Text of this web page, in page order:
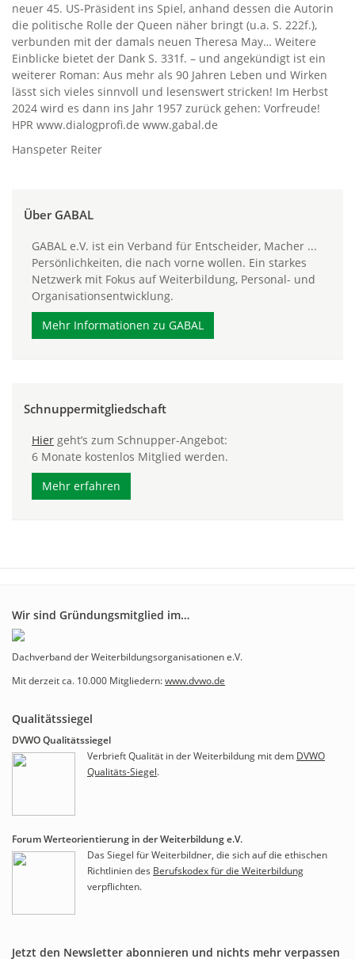
neuer 45. US-Präsident ins Spiel, anhand dessen die Autorin
die politische Rolle der Queen näher bringt (u.a. S. 222f.),
verbunden mit der damals neuen Theresa May… Weitere
Einblicke bietet der Dank S. 331f. – und angekündigt ist ein
weiterer Roman: Aus mehr als 90 Jahren Leben und Wirken
lässt sich vieles sinnvoll und lesenswert stricken! Im Herbst
2024 wird es dann ins Jahr 1957 zurück gehen: Vorfreude!
HPR www.dialogprofi.de www.gabal.de
Hanspeter Reiter
Über GABAL
GABAL e.V. ist ein Verband für Entscheider, Macher ...
Persönlichkeiten, die nach vorne wollen. Ein starkes
Netzwerk mit Fokus auf Weiterbildung, Personal- und
Organisationsentwicklung.
Mehr Informationen zu GABAL
Schnuppermitgliedschaft
Hier geht’s zum Schnupper-Angebot:
6 Monate kostenlos Mitglied werden.
Mehr erfahren
Wir sind Gründungsmitglied im…
Dachverband der Weiterbildungsorganisationen e.V.
Mit derzeit ca. 10.000 Mitgliedern:www.dvwo.de
Qualitätssiegel
DVWO Qualitätssiegel
Verbrieft Qualität in der Weiterbildung mit dem DVWO
Qualitäts-Siegel.
Forum Werteorientierung in der Weiterbildung e.V.
Das Siegel für Weiterbildner, die sich auf die ethischen
Richtlinien des Berufskodex für die Weiterbildung
verpflichten.
Jetzt den Newsletter abonnieren und nichts mehr verpassen